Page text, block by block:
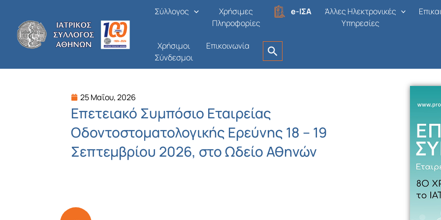
περιεχόμενο
Σύλλογος
Χρήσιμες
Πληροφορίες
e-ΙΣΑ
Άλλες Ηλεκτρονικές
Υπηρεσίες
Χρήσιμοι
Σύνδεσμοι
Επικοινωνία
25 Μαΐου, 2026
Επετειακό Συμπόσιο Εταιρείας
Οδοντοστοματολογικής Ερεύνης 18 – 19
Σεπτεμβρίου 2026, στο Ωδείο Αθηνών